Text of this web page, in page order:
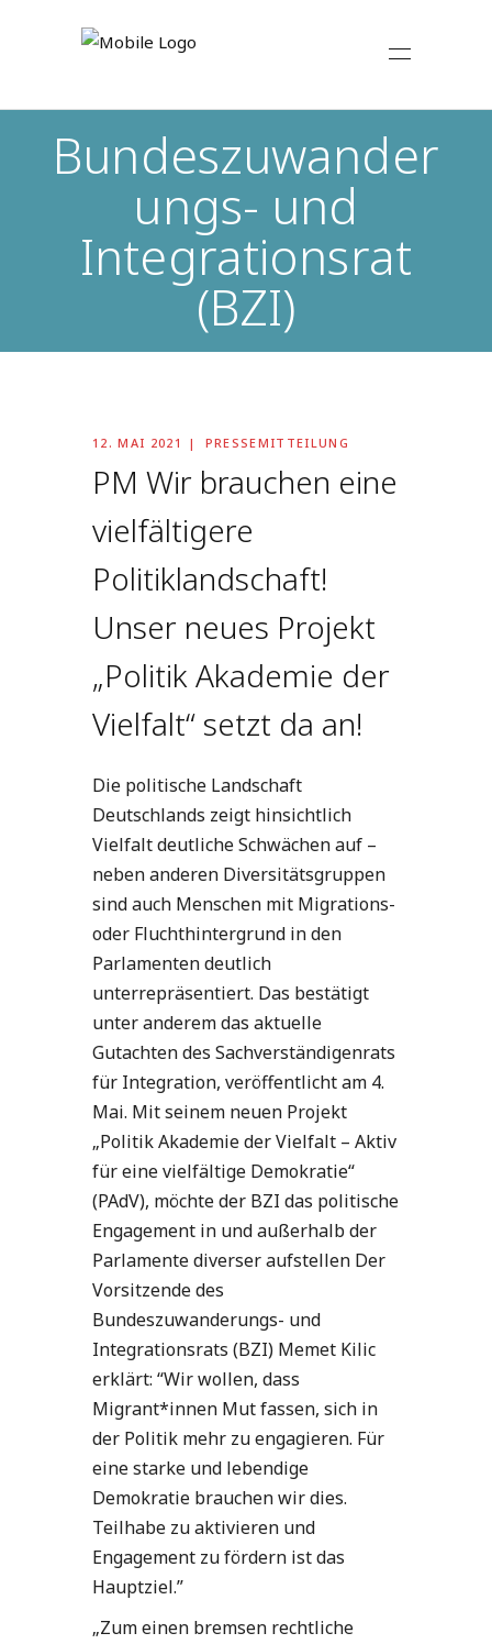
Bundeszuwander
ungs- und
Integrationsrat
(BZI)
12. MAI 2021 PRESSEMITTEILUNG
PM Wir brauchen eine
vielfältigere
Politiklandschaft!
Unser neues Projekt
„Politik Akademie der
Vielfalt“ setzt da an!
Die politische Landschaft
Deutschlands zeigt hinsichtlich
Vielfalt deutliche Schwächen auf –
neben anderen Diversitätsgruppen
sind auch Menschen mit Migrations-
oder Fluchthintergrund in den
Parlamenten deutlich
unterrepräsentiert. Das bestätigt
unter anderem das aktuelle
Gutachten des Sachverständigenrats
für Integration, veröffentlicht am 4.
Mai. Mit seinem neuen Projekt
„Politik Akademie der Vielfalt – Aktiv
für eine vielfältige Demokratie“
(PAdV), möchte der BZI das politische
Engagement in und außerhalb der
Parlamente diverser aufstellen Der
Vorsitzende des
Bundeszuwanderungs- und
Integrationsrats (BZI) Memet Kilic
erklärt: “Wir wollen, dass
Migrant*innen Mut fassen, sich in
der Politik mehr zu engagieren. Für
eine starke und lebendige
Demokratie brauchen wir dies.
Teilhabe zu aktivieren und
Engagement zu fördern ist das
Hauptziel.”
„Zum einen bremsen rechtliche